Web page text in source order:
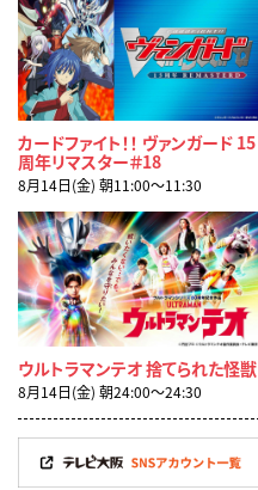
カードファイト！！ ヴァンガード 15
周年リマスター＃18
8月14日(金) 朝11:00〜11:30
ウルトラマンテオ 捨てられた怪獣
8月14日(金) 朝24:00〜24:30